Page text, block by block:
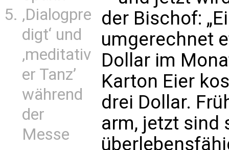
‚Dialogpre
digt‘ und
‚meditativ
er Tanz’
während
der
Messe
der Bischof:
umgerechnet
Dollar im
Karton Eier
drei Dollar.
arm, jetzt sind